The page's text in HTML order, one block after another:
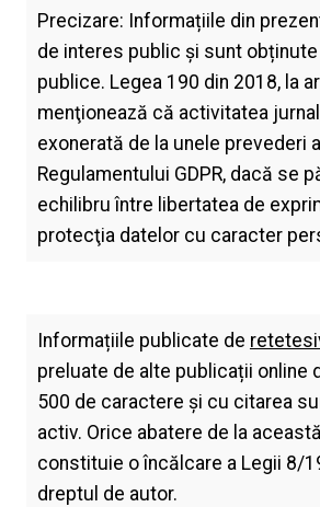
Precizare: Informațiile din
de interes public și sunt
publice. Legea 190 din 2018, la
menţionează că activitatea
exonerată de la unele prevederi
Regulamentului GDPR, dacă se
echilibru între libertatea de
protecţia datelor cu caracter
Informațiile publicate de
preluate de alte publicații online
500 de caractere și cu citarea
activ. Orice abatere de la
constituie o încălcare a Legii 8/
dreptul de autor.